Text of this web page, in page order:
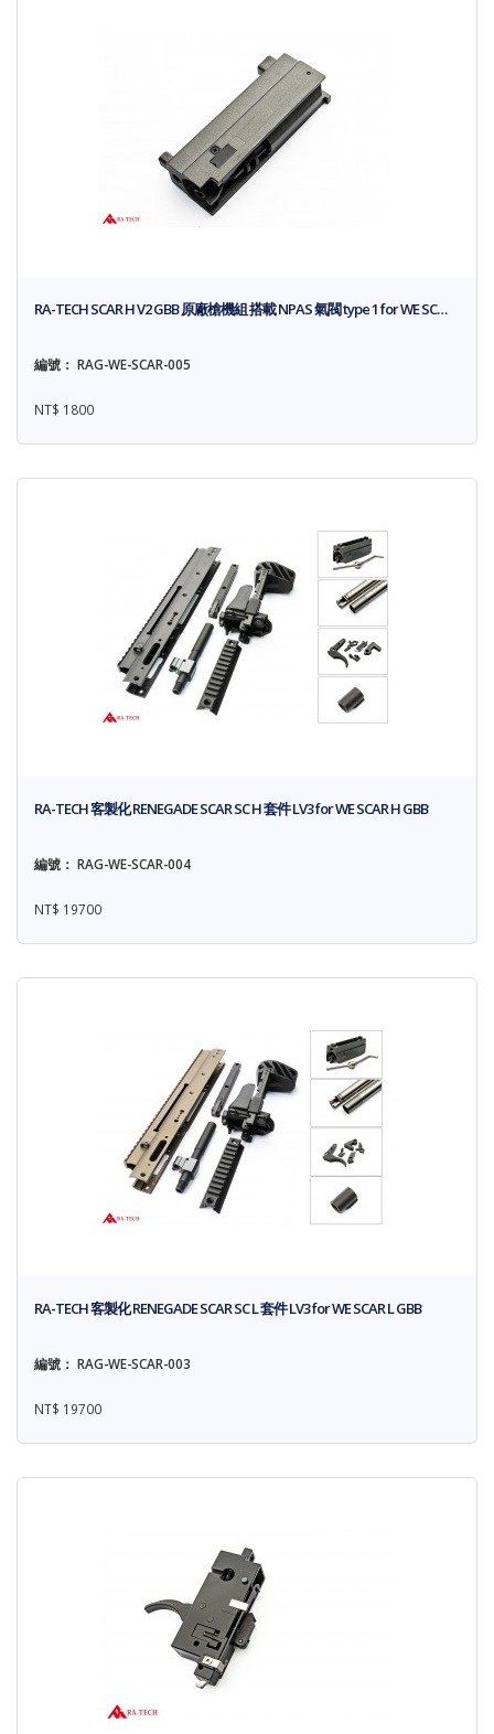
RA-TECH SCAR H V2 GBB 原廠槍機組 搭載 NPAS 氣閥 type 1 for WE SC…
編號： RAG-WE-SCAR-005
NT$ 1800
RA-TECH 客製化 RENEGADE SCAR SC H 套件 LV3 for WE SCAR H GBB
編號： RAG-WE-SCAR-004
NT$ 19700
RA-TECH 客製化 RENEGADE SCAR SC L 套件 LV3 for WE SCAR L GBB
編號： RAG-WE-SCAR-003
NT$ 19700